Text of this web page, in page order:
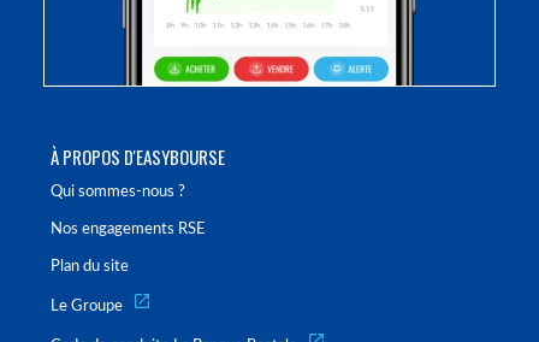
À PROPOS D'EASYBOURSE
Qui sommes-nous ?
Nos engagements RSE
Plan du site
Le Groupe